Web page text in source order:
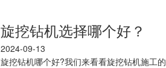
旋挖钻机选择哪个好？
2024-09-13
旋挖钻机哪个好?我们来看看旋挖钻机施工